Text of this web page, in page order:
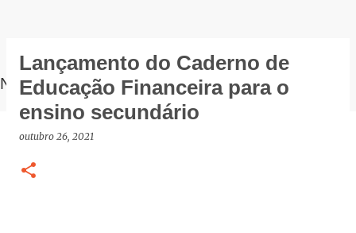
NOTÍCIAS
Lançamento do Caderno de
Educação Financeira para o
ensino secundário
outubro 26, 2021